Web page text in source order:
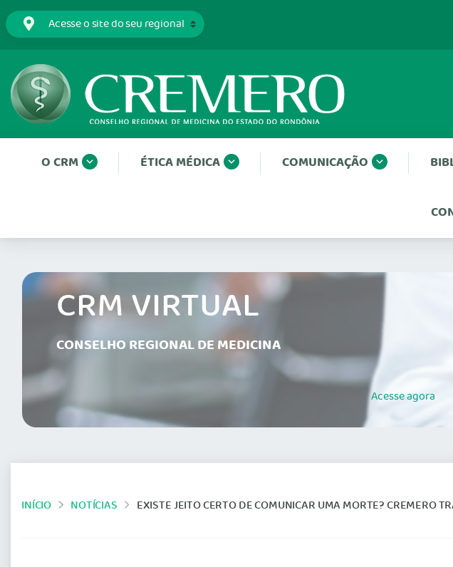
O CRM ÉTICA MÉDICA COMUNICAÇÃO
CRM VIRTUAL
CONSELHO REGIONAL DE MEDICINA
Acesseagora
INÍCIO NOTÍCIAS EXISTE JEITO CERTO DE COMUNICAR UMA MORTE? CREMERO TRAZ